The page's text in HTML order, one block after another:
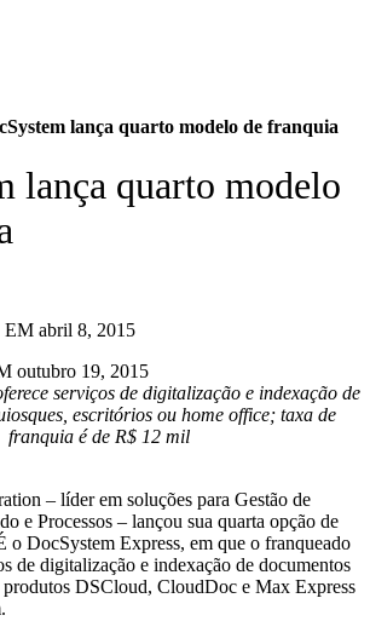
lança quarto modelo de franquia
lança quarto modelo
EM abril 8, 2015
outubro 19, 2015
serviços de digitalização e indexação de
escritórios ou home office; taxa de
franquia é de R$ 12 mil
– líder em soluções para Gestão de
e Processos – lançou sua quarta opção de
o DocSystem Express, em que o franqueado
de digitalização e indexação de documentos
produtos DSCloud, CloudDoc e Max Express